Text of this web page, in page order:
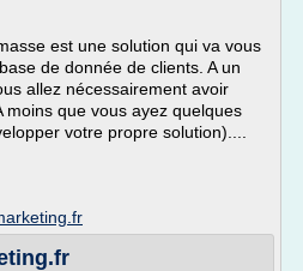
est une solution qui va vous
de donnée de clients. A un
allez nécessairement avoir
moins que vous ayez quelques
votre propre solution)....